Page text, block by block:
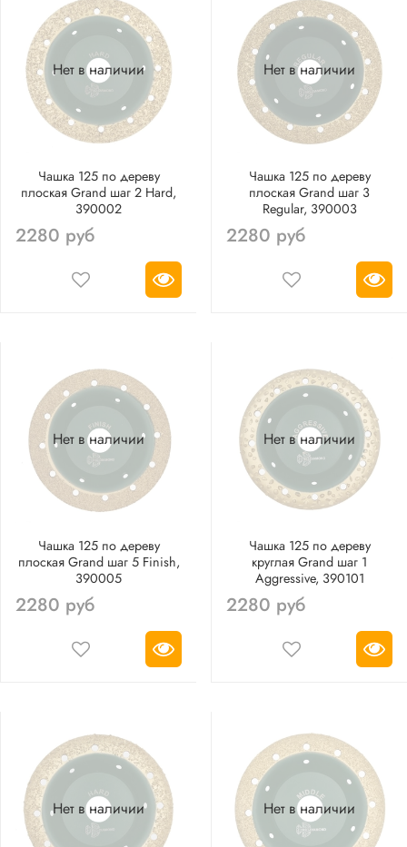
Нет в наличии
Чашка 125 по дереву
плоская Grand шаг 2 Hard,
390002
2280 руб
Нет в наличии
Чашка 125 по дереву
плоская Grand шаг 3
Regular, 390003
2280 руб
Нет в наличии
Чашка 125 по дереву
плоская Grand шаг 5 Finish,
390005
2280 руб
Нет в наличии
Чашка 125 по дереву
круглая Grand шаг 1
Aggressive, 390101
2280 руб
Нет в наличии Нет в наличии